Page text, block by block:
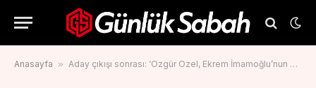
Anasayfa » Aday çıkışı sonrası: ‘Özgür Özel, Ekrem İmamoğlu’nun kalemini kırdı’